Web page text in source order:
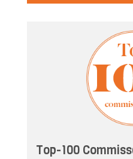
Top-100